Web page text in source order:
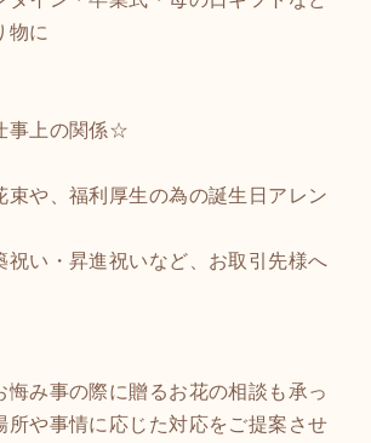
物に
事上の関係☆
束や、福利厚生の為の誕生日アレン
祝い・昇進祝いなど、お取引先様へ
悔み事の際に贈るお花の相談も承っ
所や事情に応じた対応をご提案させ